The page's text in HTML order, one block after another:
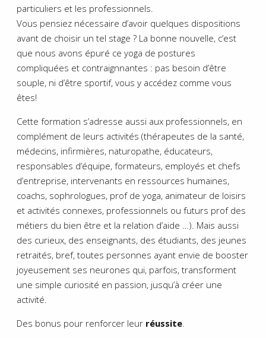
particuliers et les professionnels.
Vous pensiez nécessaire d’avoir quelques dispositions
avant de choisir un tel stage ? La bonne nouvelle, c’est
que nous avons épuré ce yoga de postures
compliquées et contraignnantes : pas besoin d’être
souple, ni d’être sportif, vous y accédez comme vous
êtes!
Cette formation s’adresse aussi aux professionnels, en
complément de leurs activités (thérapeutes de la santé,
médecins, infirmières, naturopathe, éducateurs,
responsables d’équipe, formateurs, employés et chefs
d’entreprise, intervenants en ressources humaines,
coachs, sophrologues, prof de yoga, animateur de loisirs
et activités connexes, professionnels ou futurs prof des
métiers du bien être et la relation d’aide …). Mais aussi
des curieux, des enseignants, des étudiants, des jeunes
retraités, bref, toutes personnes ayant envie de booster
joyeusement ses neurones qui, parfois, transforment
une simple curiosité en passion, jusqu’à créer une
activité.
Des bonus pour renforcer leur réussite.